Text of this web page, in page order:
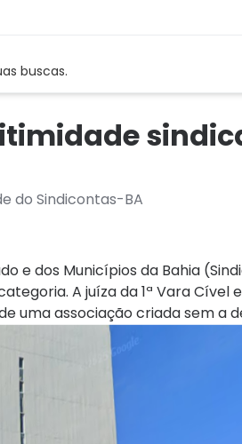
buscas.
do Sindicontas-BA
e dos Municípios da Bahia
A juíza da 1ª Vara Cível
uma associação criada sem a